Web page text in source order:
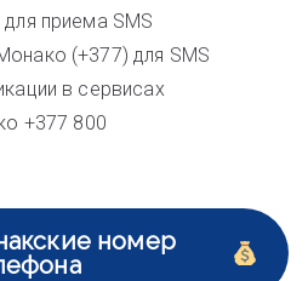
приема SMS
(+377) для SMS
в сервисах
+377 800
номер